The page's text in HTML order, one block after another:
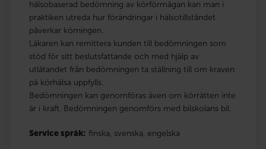
hälsobaserad bedömning av körförmågan kan man i
praktiken utreda hur förändringar i hälsotillståndet
påverkar körningen.
Läkaren kan remittera kunden till bedömningen som
stöd för sitt beslutsfattande och med hjälp av
utlåtandet från bedömningen ta ställning till om kraven
på körhälsa uppfylls.
Bedömningen kan genomföras även om körrätten inte
är i kraft. Bedömningen genomförs med bilskolans bil.
Service språk: finska, svenska, engelska